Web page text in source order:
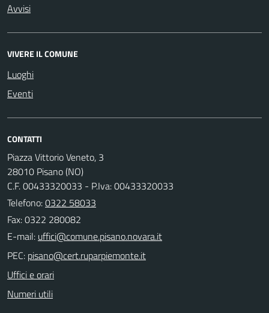
Avvisi
VIVERE IL COMUNE
Luoghi
Eventi
CONTATTI
Piazza Vittorio Veneto, 3
28010 Pisano (NO)
C.F. 00433320033 - P.Iva: 00433320033
Telefono:0322 58033
Fax: 0322 280082
E-mail:
PEC:
Uffici e orari
Numeri utili